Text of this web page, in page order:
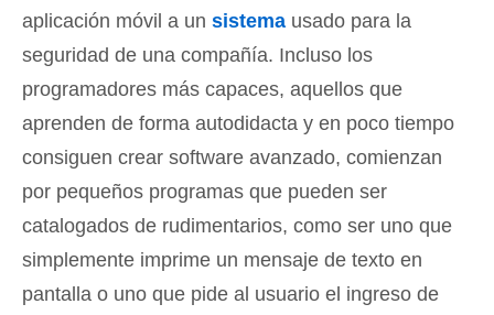
aplicación móvil a un sistema usado para la
seguridad de una compañía. Incluso los
programadores más capaces, aquellos que
aprenden de forma autodidacta y en poco tiempo
consiguen crear software avanzado, comienzan
por pequeños programas que pueden ser
catalogados de rudimentarios, como ser uno que
simplemente imprime un mensaje de texto en
pantalla o uno que pide al usuario el ingreso de